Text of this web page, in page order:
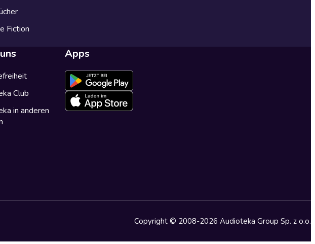
Fiction
Club
in anderen
Apps
Copyright © 2008-2026 Audioteka Group Sp. z o.o.